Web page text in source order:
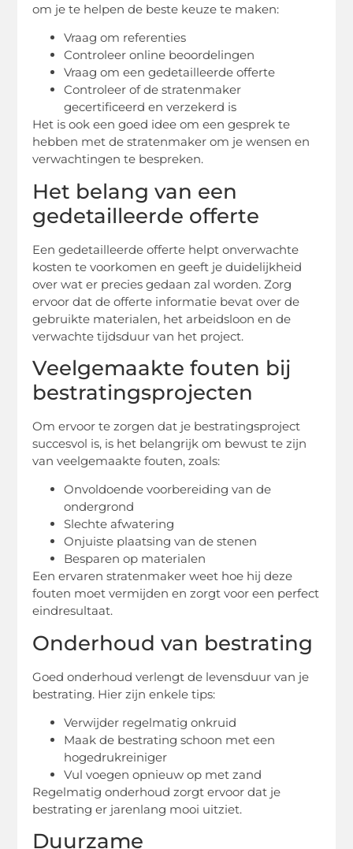
om je te helpen de beste keuze te maken:
Vraag om referenties
Controleer online beoordelingen
Vraag om een gedetailleerde offerte
Controleer of de stratenmaker
gecertificeerd en verzekerd is
Het is ook een goed idee om een gesprek te
hebben met de stratenmaker om je wensen en
verwachtingen te bespreken.
Het belang van een
gedetailleerde offerte
Een gedetailleerde offerte helpt onverwachte
kosten te voorkomen en geeft je duidelijkheid
over wat er precies gedaan zal worden. Zorg
ervoor dat de offerte informatie bevat over de
gebruikte materialen, het arbeidsloon en de
verwachte tijdsduur van het project.
Veelgemaakte fouten bij
bestratingsprojecten
Om ervoor te zorgen dat je bestratingsproject
succesvol is, is het belangrijk om bewust te zijn
van veelgemaakte fouten, zoals:
Onvoldoende voorbereiding van de
ondergrond
Slechte afwatering
Onjuiste plaatsing van de stenen
Besparen op materialen
Een ervaren stratenmaker weet hoe hij deze
fouten moet vermijden en zorgt voor een perfect
eindresultaat.
Onderhoud van bestrating
Goed onderhoud verlengt de levensduur van je
bestrating. Hier zijn enkele tips:
Verwijder regelmatig onkruid
Maak de bestrating schoon met een
hogedrukreiniger
Vul voegen opnieuw op met zand
Regelmatig onderhoud zorgt ervoor dat je
bestrating er jarenlang mooi uitziet.
Duurzame